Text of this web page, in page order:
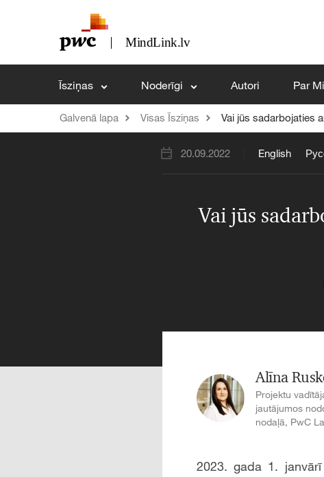
Īsziņas Noderīgi Autori Par
Galvenā lapa Visas Īsziņas Vai jūs sadarbojaties
20.09.2022 English
Vai jūs
Alīna
Projektu
jautājumos
nodaļā, PwC
2023. gada 1.